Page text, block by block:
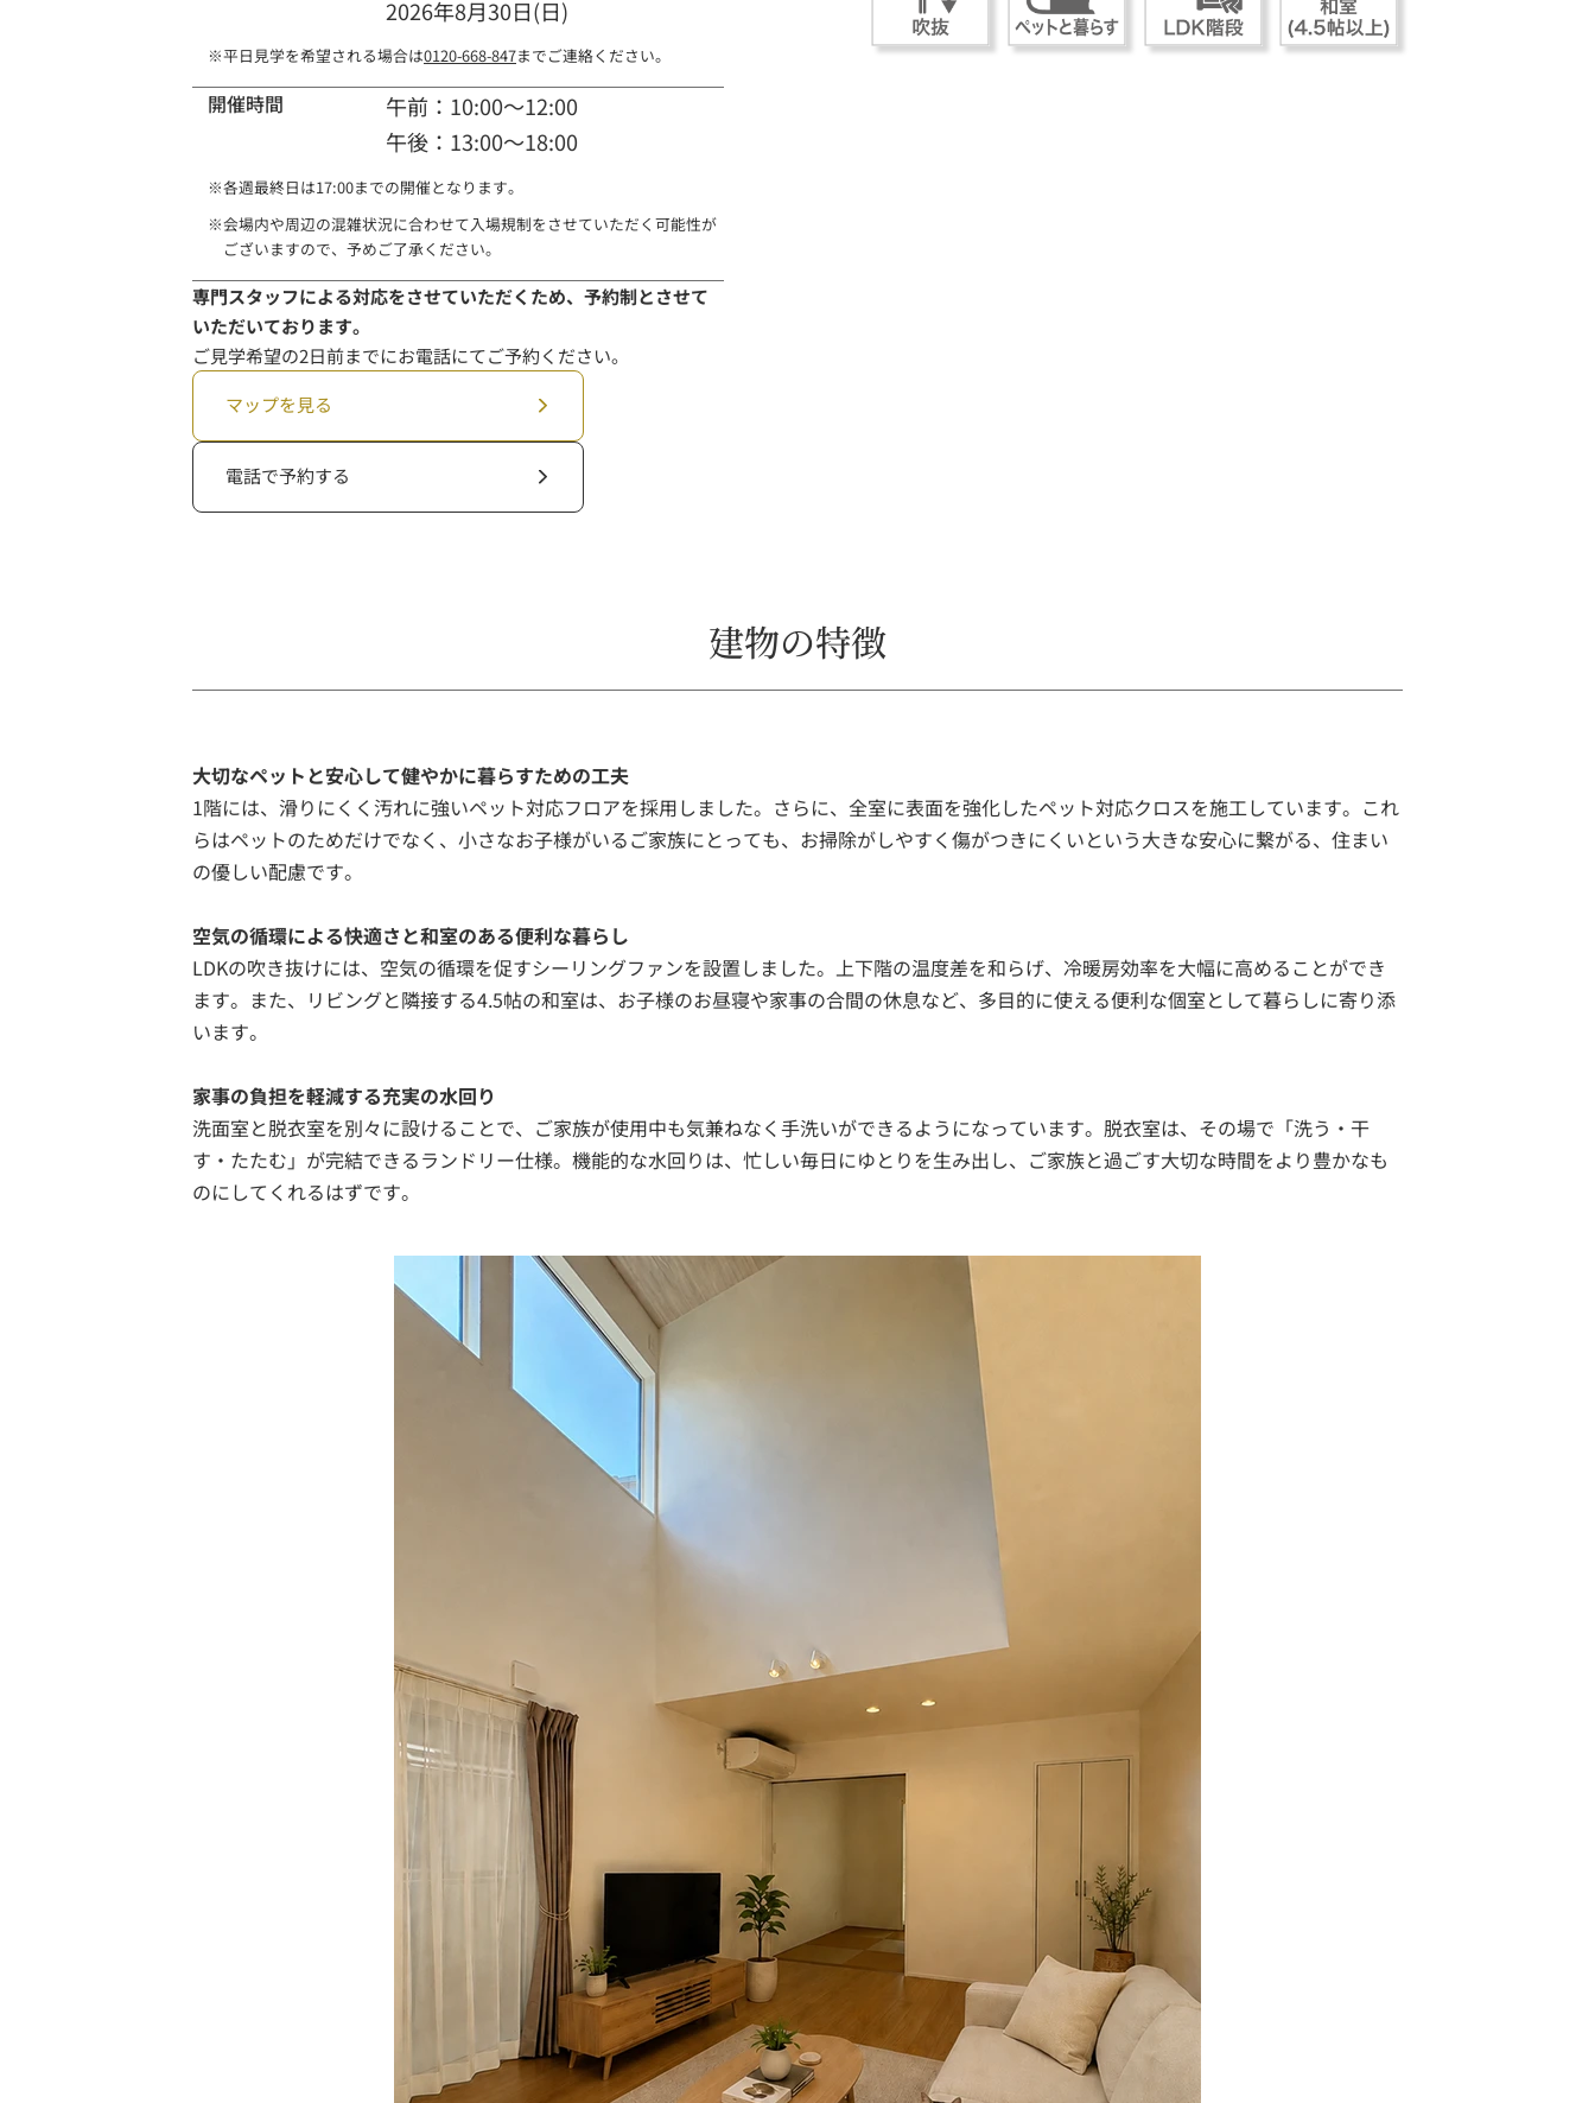
2026年8月30日(日)
※平日見学を希望される場合は0120-668-847までご連絡ください。
開催時間
午前：10:00～12:00
午後：13:00～18:00
※各週最終日は17:00までの開催となります。
※会場内や周辺の混雑状況に合わせて入場規制をさせていただく可能性が
ございますので、予めご了承ください。
専門スタッフによる対応をさせていただくため、予約制とさせて
いただいております。
ご見学希望の2日前までにお電話にてご予約ください。
マップを見る
電話で予約する
建物の特徴
大切なペットと安心して健やかに暮らすための工夫
1階には、滑りにくく汚れに強いペット対応フロアを採用しました。さらに、全室に表面を強化したペット対応クロスを施工しています。これ
らはペットのためだけでなく、小さなお子様がいるご家族にとっても、お掃除がしやすく傷がつきにくいという大きな安心に繋がる、住まい
の優しい配慮です。
空気の循環による快適さと和室のある便利な暮らし
LDKの吹き抜けには、空気の循環を促すシーリングファンを設置しました。上下階の温度差を和らげ、冷暖房効率を大幅に高めることができ
ます。また、リビングと隣接する4.5帖の和室は、お子様のお昼寝や家事の合間の休息など、多目的に使える便利な個室として暮らしに寄り添
います。
家事の負担を軽減する充実の水回り
洗面室と脱衣室を別々に設けることで、ご家族が使用中も気兼ねなく手洗いができるようになっています。脱衣室は、その場で「洗う・干
す・たたむ」が完結できるランドリー仕様。機能的な水回りは、忙しい毎日にゆとりを生み出し、ご家族と過ごす大切な時間をより豊かなも
のにしてくれるはずです。